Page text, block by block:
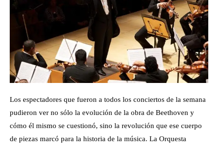
Los espectadores que fueron a todos los conciertos de la semana
pudieron ver no sólo la evolución de la obra de Beethoven y
cómo él mismo se cuestionó, sino la revolución que ese cuerpo
de piezas marcó para la historia de la música. La Orquesta